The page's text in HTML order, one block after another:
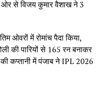
ओर से विजय कुमार वैशाख ने 3
ओवरों में रोमांच पैदा किया,
की पारियों से 165 रन बनाकर
कप्तानी में पंजाब ने IPL 2026